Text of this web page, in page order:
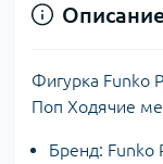
Фигурка Funko
Поп Ходячие
Бренд: Funko